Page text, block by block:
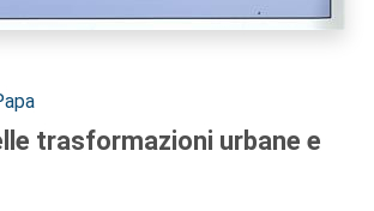
trasformazioni urbane e